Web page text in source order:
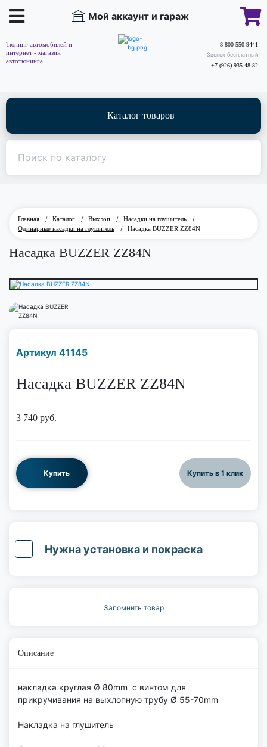
Мой аккаунт и гараж
Тюнинг автомобилей и
интернет - магазин
автотюнинга
8 800 550-9441
Звонок бесплатный
+7 (926) 935-48-82
Каталог товаров
Главная / Каталог / Выхлоп / Насадки на глушитель
/
Одинарные насадки на глушитель
/ Насадка BUZZER ZZ84N
Насадка BUZZER ZZ84N
Артикул 41145
Насадка BUZZER ZZ84N
3 740 руб.
Купить Купить в 1 клик
Нужна установка и покраска
Запомнить товар
Описание
накладка круглая Ø 80mm с винтом для
прикручивания на выхлопную трубу Ø 55-70mm
Накладка на глушитель